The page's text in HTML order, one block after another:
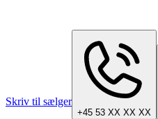
Skriv til sælger
+45 53 XX XX XX